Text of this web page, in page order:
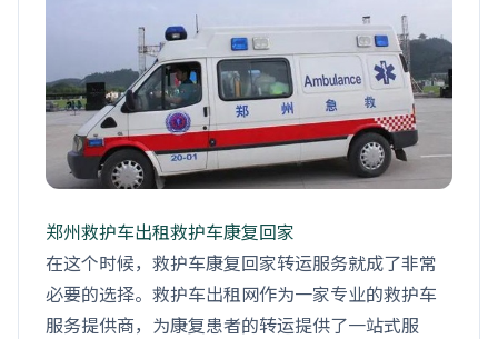
郑州救护车出租救护车康复回家
在这个时候，救护车康复回家转运服务就成了非常
必要的选择。救护车出租网作为一家专业的救护车
服务提供商，为康复患者的转运提供了一站式服